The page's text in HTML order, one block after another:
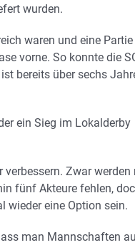
wurden.
waren und eine Partie
vorne. So konnte die
bereits über sechs
ein Sieg im Lokalderby
verbessern. Zwar werden
fünf Akteure fehlen,
wieder eine Option sein.
man Mannschaften